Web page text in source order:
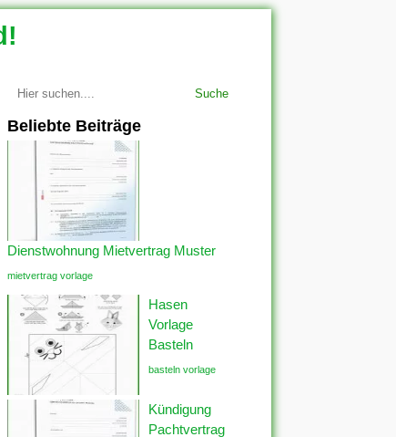
Suche
Beliebte Beiträge
Dienstwohnung Mietvertrag Muster
mietvertrag vorlage
Hasen
Vorlage
Basteln
basteln vorlage
Kündigung
Pachtvertrag